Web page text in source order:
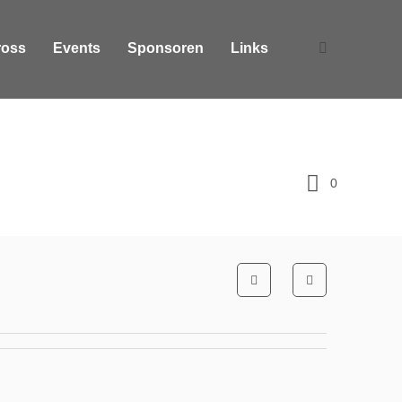
Events Sponsoren Links
0